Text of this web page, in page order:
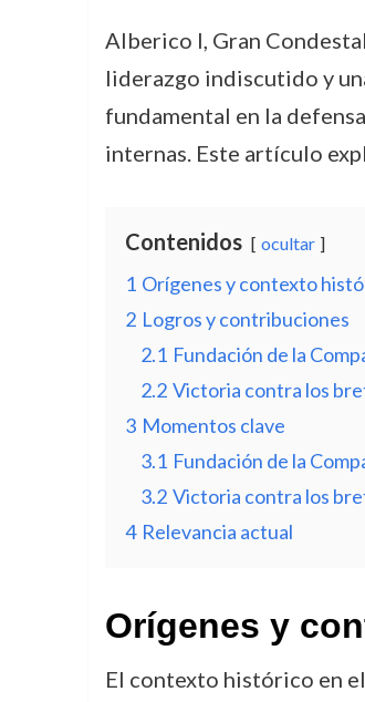
Alberico I, Gran
liderazgo indiscutido y
fundamental en la
internas. Este artículo
Contenidos ocultar
1 Orígenes y contexto
2 Logros y contribuciones
2.1 Fundación de la
2.2 Victoria contra los
3 Momentos clave
3.1 Fundación de la
3.2 Victoria contra los
4 Relevancia actual
Orígenes y
El contexto histórico en